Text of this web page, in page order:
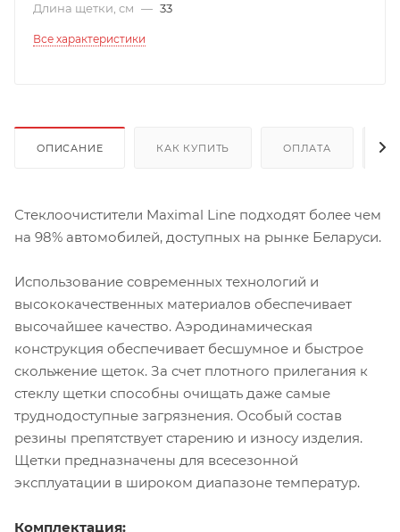
Длина щетки, см — 33
Все характеристики
ОПИСАНИЕ КАК КУПИТЬ ОПЛАТА
Стеклоочистители Maximal Line подходят более чем
на 98% автомобилей, доступных на рынке Беларуси.
Использование современных технологий и
высококачественных материалов обеспечивает
высочайшее качество. Аэродинамическая
конструкция обеспечивает бесшумное и быстрое
скольжение щеток. За счет плотного прилегания к
стеклу щетки способны очищать даже самые
труднодоступные загрязнения. Особый состав
резины препятствует старению и износу изделия.
Щетки предназначены для всесезонной
эксплуатации в широком диапазоне температур.
Комплектация: